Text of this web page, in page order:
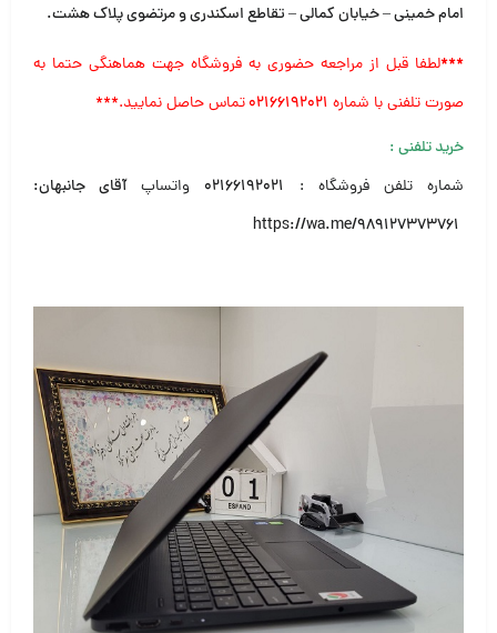
امام خمینی – خیابان کمالی – تقاطع اسکندری و مرتضوی پلاک هشت.
***لطفا قبل از مراجعه حضوری به فروشگاه جهت هماهنگی حتما به
صورت تلفنی با شماره ۰۲۱۶۶۱۹۲۰۲۱تماس حاصل نمایید.***
خرید تلفنی:
شماره تلفن فروشگاه : ۰۲۱۶۶۱۹۲۰۲۱ واتساپآقای جانبهان:
https://wa.me/989127373761